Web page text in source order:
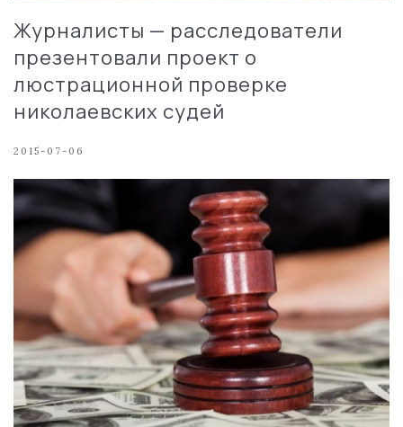
Журналисты — расследователи
презентовали проект о
люстрационной проверке
николаевских судей
2015-07-06